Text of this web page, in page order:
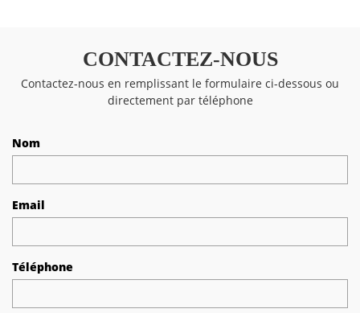
CONTACTEZ-NOUS
Contactez-nous en remplissant le formulaire ci-dessous ou
directement par téléphone
Nom
Email
Téléphone